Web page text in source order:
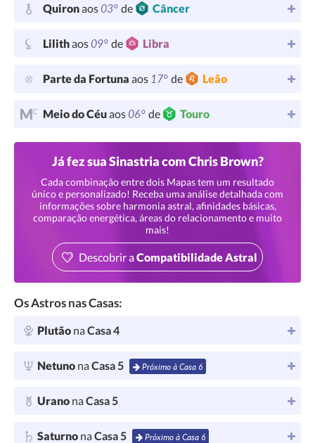
Quironaos03° de Câncer
Lilithaos09° de Libra
Parte da Fortuna aos 17° de Leão
Meio do Céuaos06° de Touro
Já fez sua Sinastria com Chris Brown?
Cada combinação entre dois Mapas tem um resultado
único e personalizado! Receba uma análise detalhada com
informações sobre harmonia astral, afinidades básicas,
comparação energética, áreas do relacionamento e muito
mais!
Descobrir aCompatibilidade Astral
Os Astros nas Casas:
Plutão naCasa 4
Netuno naCasa 5 Próximo à Casa 6
Urano naCasa 5
Saturno naCasa 5 Próximo à Casa 6